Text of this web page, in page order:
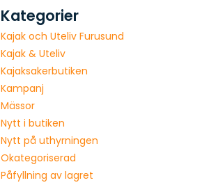
Kategorier
Kajak och Uteliv Furusund
Kajak & Uteliv
Kajaksakerbutiken
Kampanj
Mässor
Nytt i butiken
Nytt på uthyrningen
Okategoriserad
Påfyllning av lagret